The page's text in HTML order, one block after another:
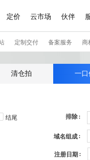
清仓拍 一口
结尾 排除
域名组成
注册日期